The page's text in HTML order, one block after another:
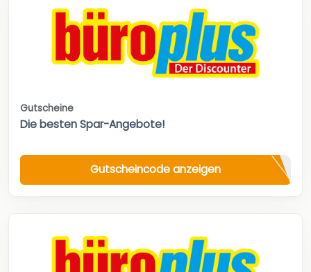
Gutscheine
Die besten Spar-Angebote!
Gutscheincode anzeigen